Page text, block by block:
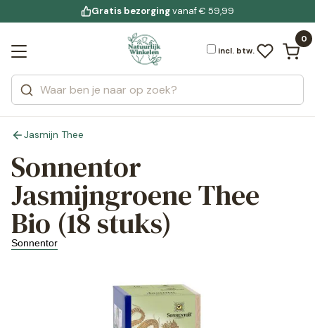
Jouw bewuste leefstijl
voor 19:00 uur besteld
Gratis bezorgingvanaf € 59,99
incl. btw.
0
Zoeken
Categorieën
Merken
Bekijk alle resultaten
Jasmijn Thee
Sonnentor
Jasmijngroene Thee
Bio (18 stuks)
Sonnentor